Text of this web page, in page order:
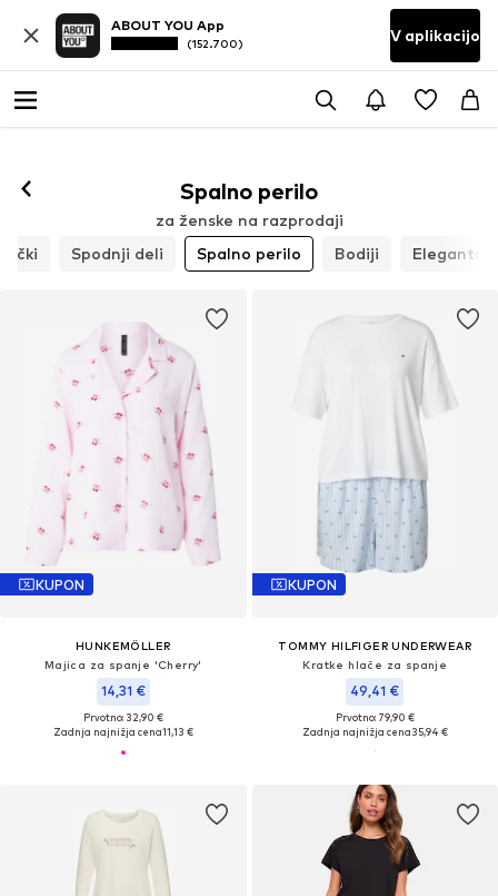
ABOUT YOU App
(152.700) V aplikacijo
Spalno perilo
za ženske na razprodaji
Spodnji deli Spalno perilo Bodiji
KUPON
HUNKEMÖLLER
Majica za spanje 'Cherry'
14,31 €
Prvotno: 32,90 €
Zadnja najnižja cena11,13 €
KUPON
TOMMY HILFIGER UNDERWEAR
Kratke hlače za spanje
49,41 €
Prvotno: 79,90 €
Zadnja najnižja cena35,94 €